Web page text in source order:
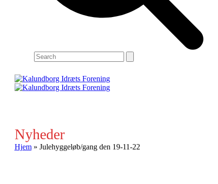
Search
Nyheder
Hjem» Julehyggeløb/gang den 19-11-22